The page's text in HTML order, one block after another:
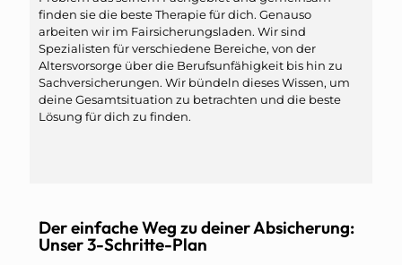
finden sie die beste Therapie für dich. Genauso
arbeiten wir im Fairsicherungsladen. Wir sind
Spezialisten für verschiedene Bereiche, von der
Altersvorsorge über die Berufsunfähigkeit bis hin zu
Sachversicherungen. Wir bündeln dieses Wissen, um
deine Gesamtsituation zu betrachten und die beste
Lösung für dich zu finden.
Der einfache Weg zu deiner Absicherung:
Unser 3-Schritte-Plan